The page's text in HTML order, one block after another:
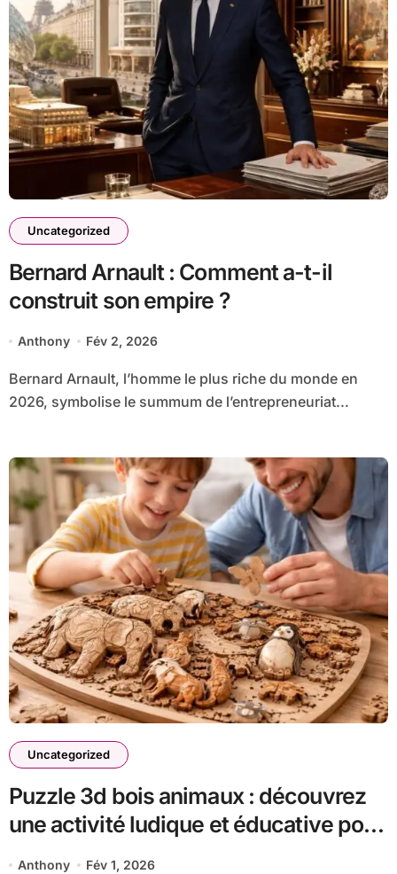
Uncategorized
Bernard Arnault : Comment a-t-il
construit son empire ?
Anthony Fév 2, 2026
Bernard Arnault, l’homme le plus riche du monde en
2026, symbolise le summum de l’entrepreneuriat...
Uncategorized
Puzzle 3d bois animaux : découvrez
une activité ludique et éducative pour
petits et grands
Anthony Fév 1, 2026